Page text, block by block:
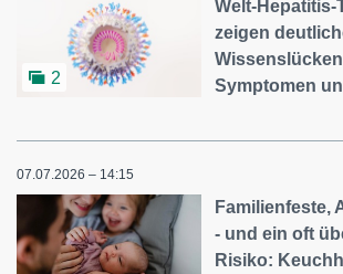
2
Welt-Hepatitis-
zeigen
Symptomen
07.07.2026 – 14:15
Familienfeste,
- und ein oft
Risiko: